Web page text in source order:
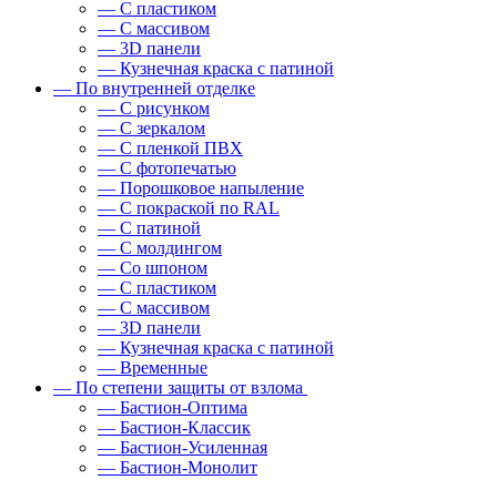
— С пластиком
— С массивом
— 3D панели
— Кузнечная краска с патиной
— По внутренней отделке
— С рисунком
— С зеркалом
— С пленкой ПВХ
— С фотопечатью
— Порошковое напыление
— С покраской по RAL
— С патиной
— С молдингом
— Со шпоном
— С пластиком
— С массивом
— 3D панели
— Кузнечная краска с патиной
— Временные
— По степени защиты от взлома
— Бастион-Оптима
— Бастион-Классик
— Бастион-Усиленная
— Бастион-Монолит